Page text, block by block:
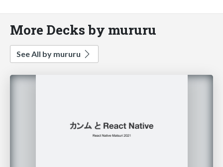
More Decks by mururu
See All by mururu